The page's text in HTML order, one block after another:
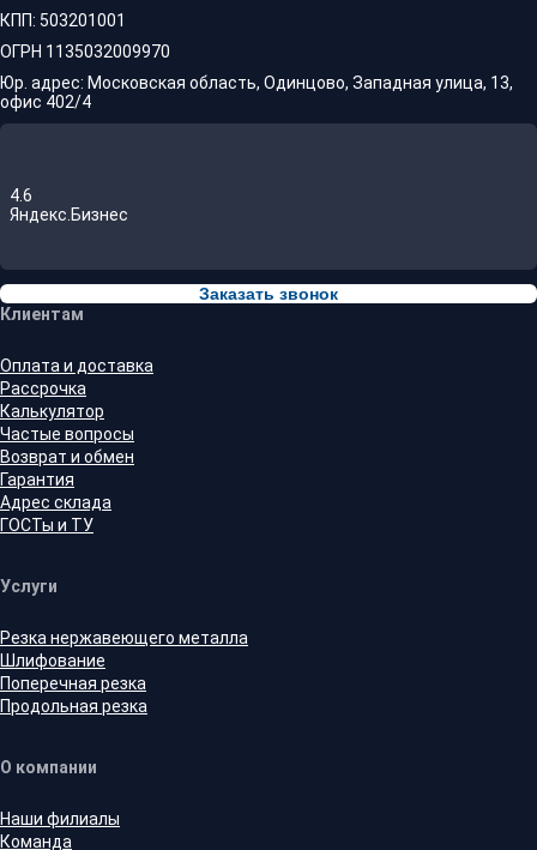
КПП: 503201001
ОГРН 1135032009970
Юр. адрес: Московская область, Одинцово, Западная улица, 13,
офис 402/4
4.6
Яндекс.Бизнес
Заказать звонок
Клиентам
Оплата и доставка
Рассрочка
Калькулятор
Частые вопросы
Возврат и обмен
Гарантия
Адрес склада
ГОСТы и ТУ
Услуги
Резка нержавеющего металла
Шлифование
Поперечная резка
Продольная резка
О компании
Наши филиалы
Команда